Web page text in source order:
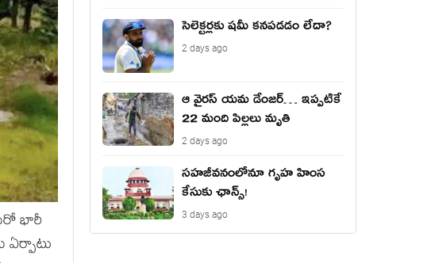
భారీ
ఏర్పాటు
సెలెక్టర్లకు షమీ కనపడడం లేదా?
2 days ago
ఆ వైరస్ యమ డేంజర్… ఇప్పటికే
22 మంది పిల్లలు మృతి
2 days ago
సహజీవనంలోనూ గృహ హింస
కేసుకు ఛాన్స్!
3 days ago